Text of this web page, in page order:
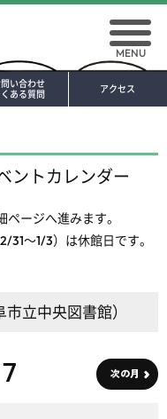
アクセス
い合わせ
ある質問
MENU
ントカレンダー
ージへ進みます。
31～1/3）は休館日です。
立中央図書館）
次の月